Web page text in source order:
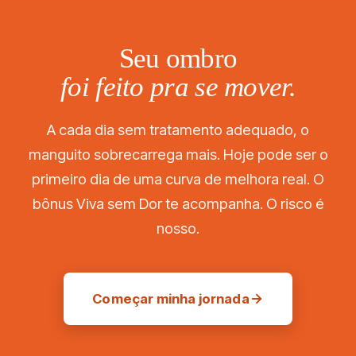
Seu ombro
foi feito pra se mover.
A cada dia sem tratamento adequado, o
manguito sobrecarrega mais. Hoje pode ser o
primeiro dia de uma curva de melhora real. O
bônus Viva sem Dor te acompanha. O risco é
nosso.
Começar minha jornada